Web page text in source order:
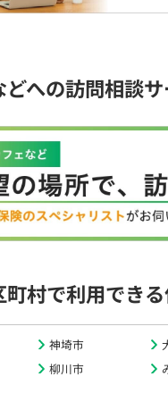
どへの訪問相談サ
町村で利用でき
神埼市
柳川市